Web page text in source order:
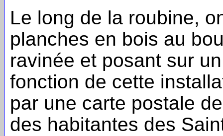
Le long de la roubine,
planches en bois au
ravinée et posant sur
fonction de cette
par une carte postale
des habitantes des